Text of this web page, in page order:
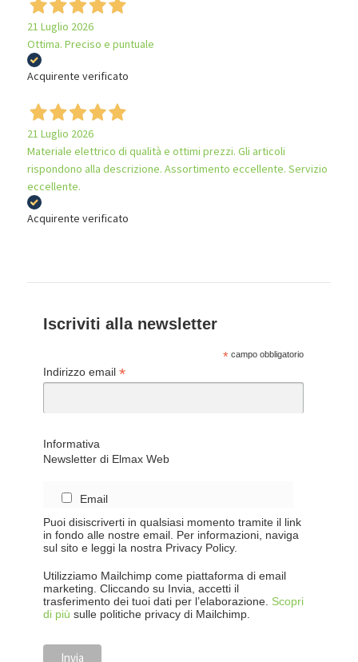
21 Luglio 2026
Ottima. Preciso e puntuale
Acquirente verificato
21 Luglio 2026
Materiale elettrico di qualità e ottimi prezzi. Gli articoli
rispondono alla descrizione. Assortimento eccellente. Servizio
eccellente.
Acquirente verificato
Iscriviti alla newsletter
* campo obbligatorio
Indirizzo email *
Informativa
Newsletter di Elmax Web
Email
Puoi disiscriverti in qualsiasi momento tramite il link
in fondo alle nostre email. Per informazioni, naviga
sul sito e leggi la nostra Privacy Policy.
Utilizziamo Mailchimp come piattaforma di email
marketing. Cliccando su Invia, accetti il
trasferimento dei tuoi dati per l’elaborazione. Scopri
di più sulle politiche privacy di Mailchimp.